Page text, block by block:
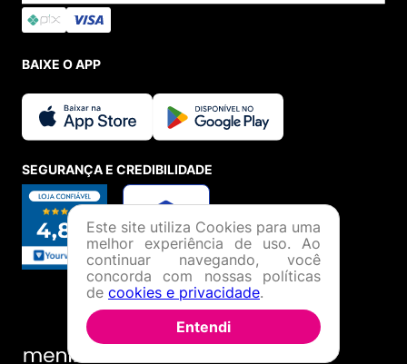
BAIXE O APP
SEGURANÇA E CREDIBILIDADE
Este site utiliza Cookies para uma
melhor experiência de uso. Ao
continuar navegando, você
concorda com nossas políticas
de cookies e privacidade.
Entendi